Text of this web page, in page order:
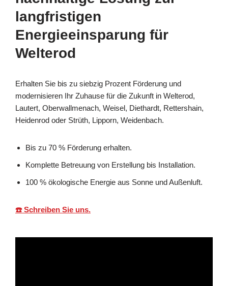
langfristigen
Energieeinsparung für
Welterod
Erhalten Sie bis zu siebzig Prozent Förderung und
modernisieren Ihr Zuhause für die Zukunft in Welterod,
Lautert, Oberwallmenach, Weisel, Diethardt, Rettershain,
Heidenrod oder Strüth, Lipporn, Weidenbach.
Bis zu 70 % Förderung erhalten.
Komplette Betreuung von Erstellung bis Installation.
100 % ökologische Energie aus Sonne und Außenluft.
☎️ Schreiben Sie uns.